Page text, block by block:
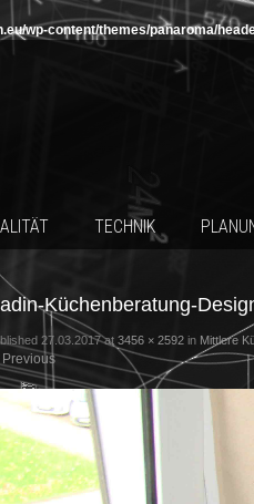
wp-content/themes/panaroma/
TECHNIK
Küchenberatung-
27.03.2017at3456 × 2592 in Mittlere
Previous